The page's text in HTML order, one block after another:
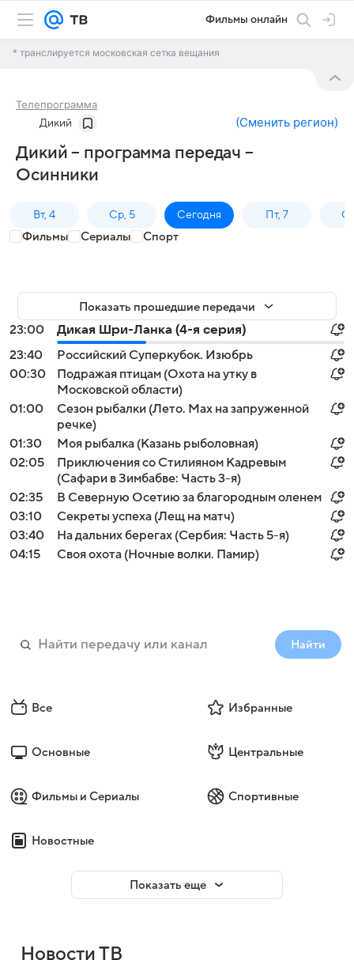
Фильмы онлайн
* транслируется московская сетка вещания
Телепрограмма
Дикий (Сменить регион)
Дикий – программа передач –
Осинники
Вт, 4 Ср, 5 Сегодня Пт, 7
Фильмы Сериалы Спорт
Показать прошедшие передачи
23:00
Дикая Шри-Ланка (4-я серия)
23:40
Российский Суперкубок. Изюбрь
00:30
Подражая птицам (Охота на утку в
Московской области)
01:00
Сезон рыбалки (Лето. Мах на запруженной
речке)
01:30
Моя рыбалка (Казань рыболовная)
02:05
Приключения со Стилияном Кадревым
(Сафари в Зимбабве: Часть 3-я)
02:35
В Северную Осетию за благородным оленем
03:10
Секреты успеха (Лещ на матч)
03:40
На дальних берегах (Сербия: Часть 5-я)
04:15
Своя охота (Ночные волки. Памир)
Найти
Все Избранные
Основные Центральные
Фильмы и Сериалы Спортивные
Новостные
Показать еще
Новости ТВ